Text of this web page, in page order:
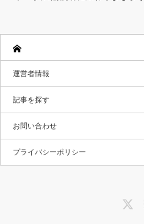
ス
運営者情報
記事を探す
お問い合わせ
プライバシーポリシー